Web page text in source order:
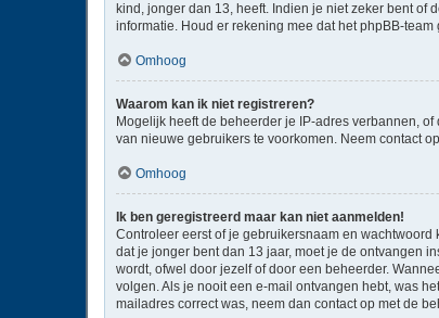
kind, jonger dan 13, heeft. Indien je niet zeker bent
informatie. Houd er rekening mee dat het phpBB-
Omhoog
Waarom kan ik niet registreren?
Mogelijk heeft de beheerder je IP-adres verbannen,
van nieuwe gebruikers te voorkomen. Neem contact
Omhoog
Ik ben geregistreerd maar kan niet aanmelden!
Controleer eerst of je gebruikersnaam en
dat je jonger bent dan 13 jaar, moet je de ontvangen
wordt, ofwel door jezelf of door een beheerder.
volgen. Als je nooit een e-mail ontvangen hebt, was
mailadres correct was, neem dan contact op met de